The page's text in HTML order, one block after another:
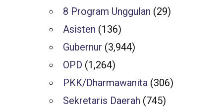
8 Program Unggulan (29)
Asisten (136)
Gubernur (3,944)
OPD (1,264)
PKK/Dharmawanita (306)
Sekretaris Daerah (745)